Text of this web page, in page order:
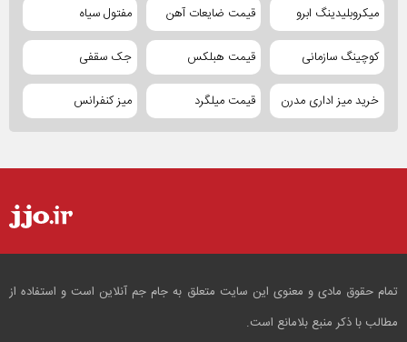
میکروبلیدینگ ابرو قیمت ضایعات آهن مفتول سیاه
کوچینگ سازمانی قیمت هبلکس جک سقفی
خرید میز اداری مدرن قیمت میلگرد میز کنفرانس
تمام حقوق مادی و معنوی این سایت متعلق به جام جم آنلاین است و استفاده از
مطالب با ذکر منبع بلامانع است.